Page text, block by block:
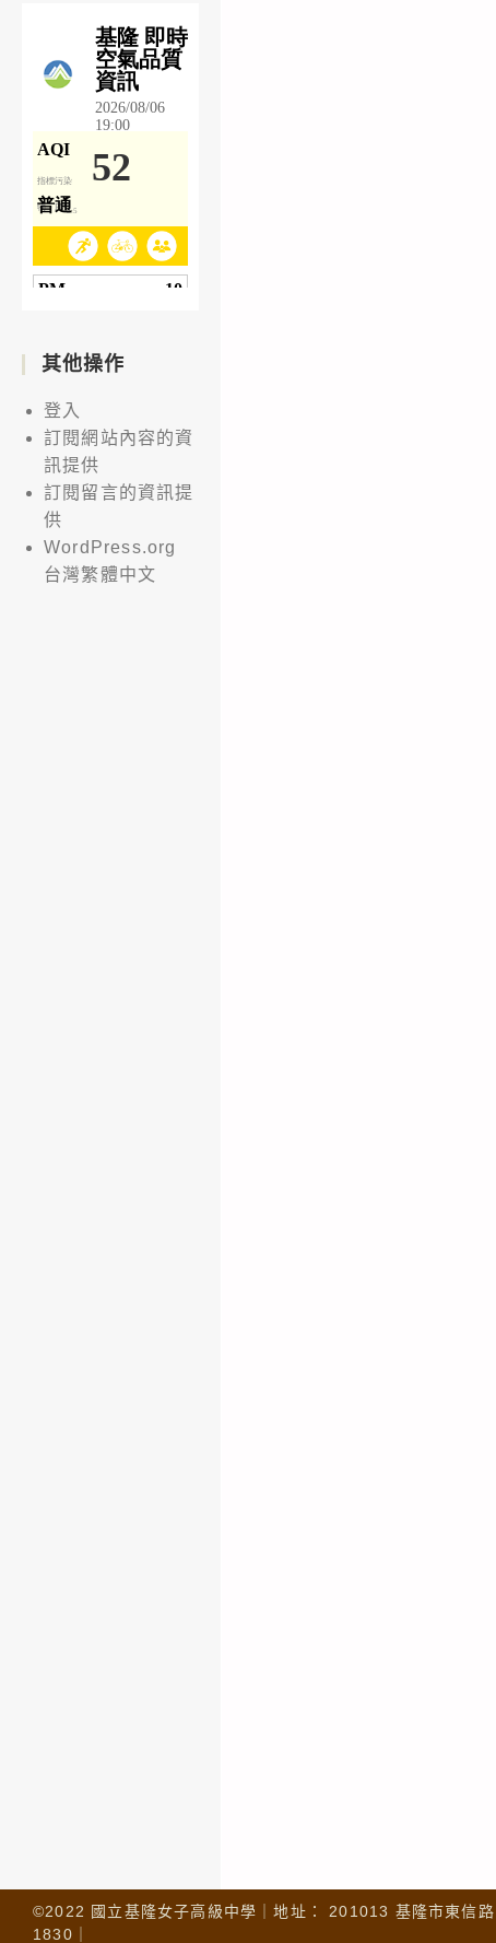
其他操作
登入
訂閱網站內容的資
訊提供
訂閱留言的資訊提
供
WordPress.org
台灣繁體中文
©2022 國立基隆女子高級中學｜地址： 201013 基隆市東
1830｜